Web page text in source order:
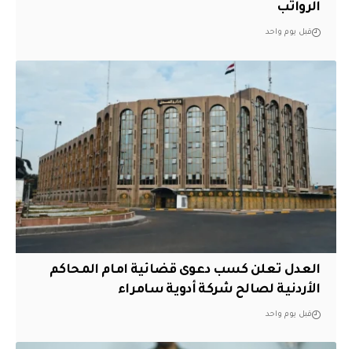
الرواتب
قبل يوم واحد
العدل تعلن كسب دعوى قضائية امام المحاكم
الأردنية لصالح شركة أدوية سامراء
قبل يوم واحد